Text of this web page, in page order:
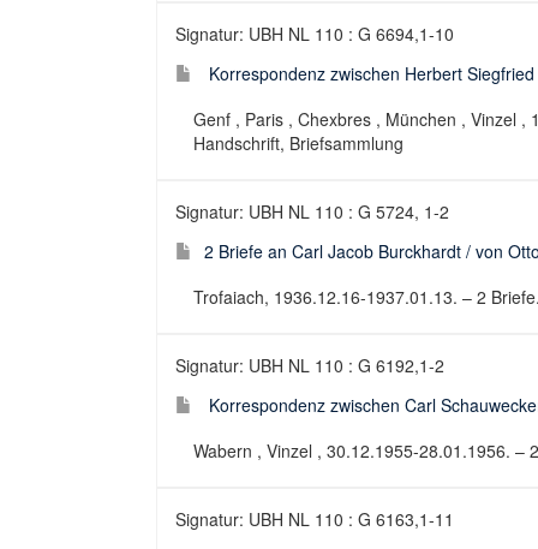
Signatur: UBH NL 110 : G 6694,1-10
Korrespondenz zwischen Herbert
Genf , Paris , Chexbres , München , Vinzel
Handschrift, Briefsammlung
Signatur: UBH NL 110 : G 5724, 1-2
2 Briefe an Carl Jacob Burckhardt / von
Trofaiach, 1936.12.16-1937.01.13. – 2
Signatur: UBH NL 110 : G 6192,1-2
Korrespondenz zwischen Carl
Wabern , Vinzel , 30.12.1955-28.01.1956. –
Signatur: UBH NL 110 : G 6163,1-11